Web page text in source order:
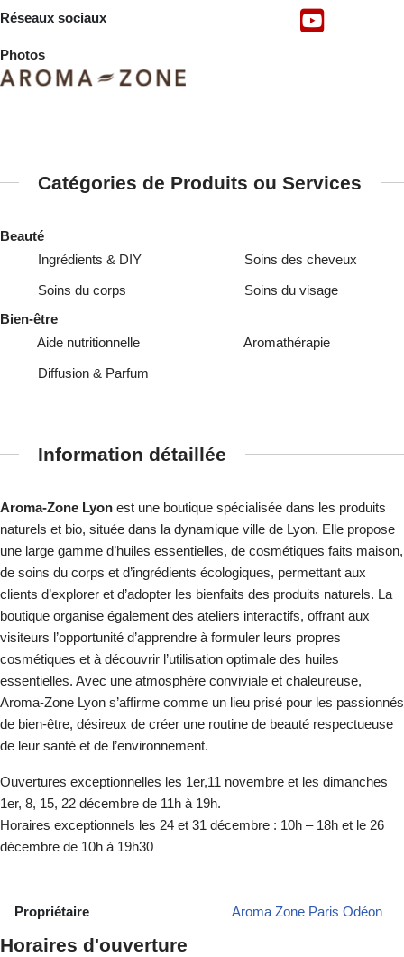
Réseaux sociaux
Photos
Catégories de Produits ou Services
Beauté
Ingrédients & DIY
Soins des cheveux
Soins du corps
Soins du visage
Bien-être
Aide nutritionnelle
Aromathérapie
Diffusion & Parfum
Information détaillée
Aroma-Zone Lyon est une boutique spécialisée dans les produits
naturels et bio, située dans la dynamique ville de Lyon. Elle propose
une large gamme d’huiles essentielles, de cosmétiques faits maison,
de soins du corps et d’ingrédients écologiques, permettant aux
clients d’explorer et d’adopter les bienfaits des produits naturels. La
boutique organise également des ateliers interactifs, offrant aux
visiteurs l’opportunité d’apprendre à formuler leurs propres
cosmétiques et à découvrir l’utilisation optimale des huiles
essentielles. Avec une atmosphère conviviale et chaleureuse,
Aroma-Zone Lyon s’affirme comme un lieu prisé pour les passionnés
de bien-être, désireux de créer une routine de beauté respectueuse
de leur santé et de l’environnement.
Ouvertures exceptionnelles les 1er,11 novembre et les dimanches
1er, 8, 15, 22 décembre de 11h à 19h.
Horaires exceptionnels les 24 et 31 décembre : 10h – 18h et le 26
décembre de 10h à 19h30
Propriétaire Aroma Zone Paris Odéon
Horaires d'ouverture